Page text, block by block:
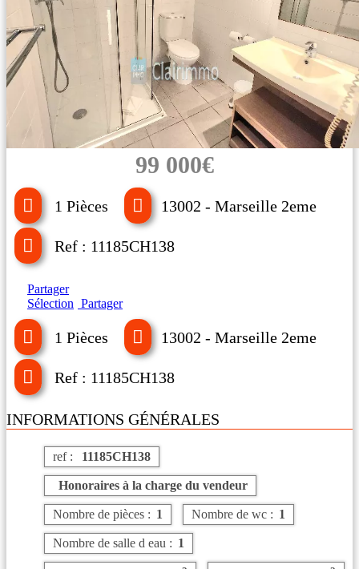
99 000€
1 Pièces 13002 - Marseille 2eme
Ref : 11185CH138
Partager
Sélection Partager
1 Pièces 13002 - Marseille 2eme
Ref : 11185CH138
INFORMATIONS GÉNÉRALES
ref : 11185CH138
Honoraires à la charge du vendeur
Nombre de pièces : 1 Nombre de wc : 1
Nombre de salle d eau : 1